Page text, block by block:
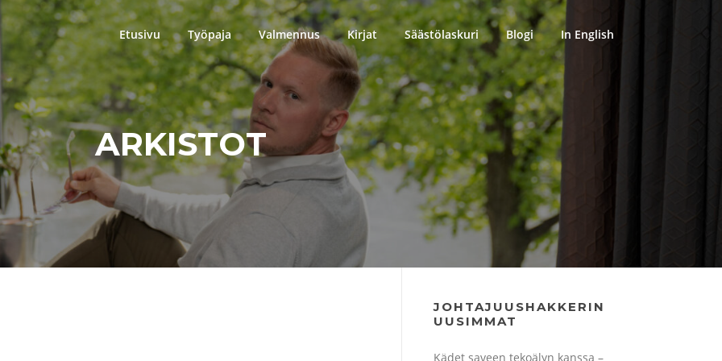
Etusivu Työpaja Valmennus Kirjat Säästölaskuri Blogi In English
ARKISTOT
JOHTAJUUSHAKKERIN
UUSIMMAT
Kädet saveen tekoälyn kanssa –